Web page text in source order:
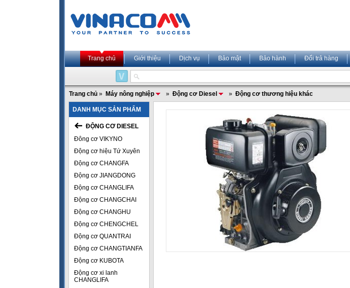
Trang chủ Giới thiệu Dịch vụ Bảo mật Bảo hành Đổi trả hàng
Trang chủ » Máy nông nghiệp » Động cơ Diesel » Động cơ thương hiệu khác
DANH MỤC SẢN PHẨM
ĐỘNG CƠ DIESEL
Đông cơ VIKYNO
Động cơ hiệu Tứ Xuyên
Động cơ CHANGFA
Động cơ JIANGDONG
Động cơ CHANGLIFA
Động cơ CHANGCHAI
Động cơ CHANGHU
Động cơ CHENGCHEL
Động cơ QUANTRAI
Động cơ CHANGTIANFA
Động cơ KUBOTA
Động cơ xi lanh
CHANGLIFA